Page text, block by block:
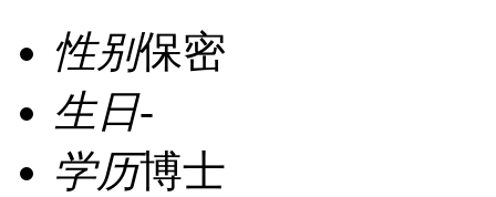
性别保密
生日-
学历博士